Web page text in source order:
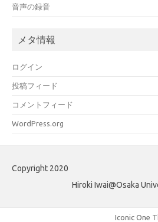
音声の録音
メタ情報
ログイン
投稿フィード
コメントフィード
WordPress.org
Copyright 2020
Hiroki Iwai@Osaka
Iconic One